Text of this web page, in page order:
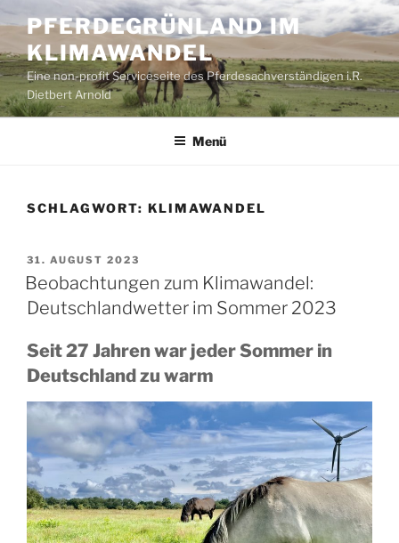
Inhalt
springen
PFERDEGRÜNLAND IM
KLIMAWANDEL
Eine non-profit Serviceseite des Pferdesachverständigen i.R.
Dietbert Arnold
Menü
SCHLAGWORT: KLIMAWANDEL
VERÖFFENTLICHT
AM
31. AUGUST 2023
Beobachtungen zum Klimawandel:
Deutschlandwetter im Sommer 2023
Seit 27 Jahren war jeder Sommer in
Deutschland zu warm